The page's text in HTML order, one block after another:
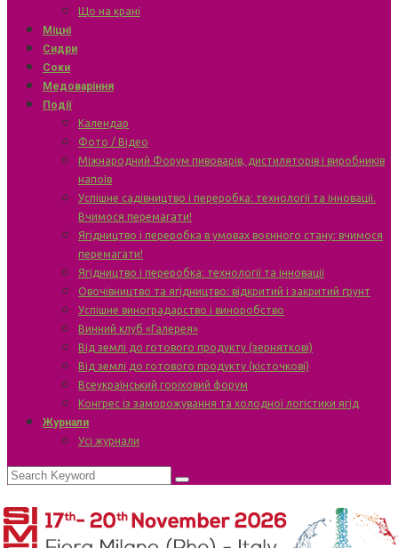
Що на крані
Міцні
Сидри
Соки
Медоваріння
Події
Календар
Фото / Відео
Міжнародний Форум пивоварів, дистиляторів і виробників
напоїв
Успішне садівництво і переробка: технології та інновації.
Вчимося перемагати!
Ягідництво і переробка в умовах воєнного стану: вчимося
перемагати!
Ягідництво і переробка: технології та інновації
Овочівництво та ягідництво: відкритий і закритий ґрунт
Успішне виноградарство і виноробство
Винний клуб «Галерея»
Від землі до готового продукту (зерняткові)
Від землі до готового продукту (кісточкові)
Всеукраїнський горіховий форум
Конгрес із заморожування та холодної логістики ягід
Журнали
Усі журнали